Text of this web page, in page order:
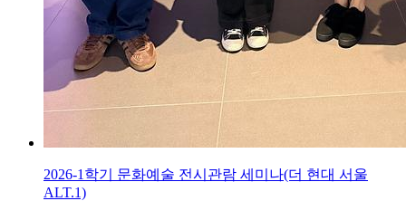
2026-1학기 문화예술 전시관람 세미나(더 현대 서울
ALT.1)